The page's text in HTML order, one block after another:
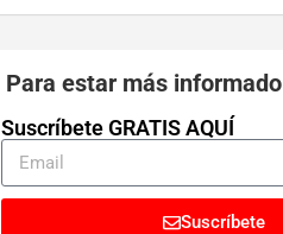
Para estar más informado
Suscríbete GRATIS AQUÍ
Suscríbete